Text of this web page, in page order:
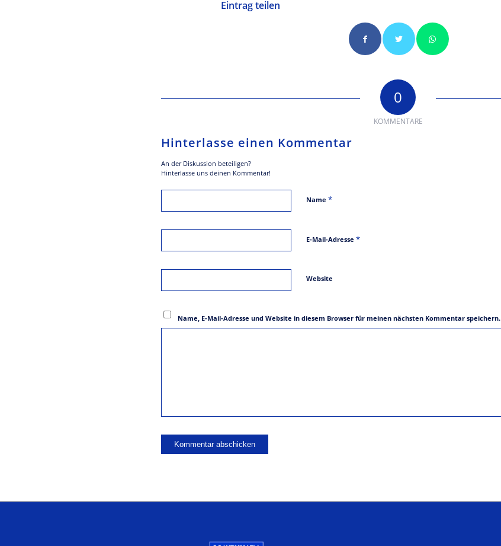
Eintrag teilen
0
KOMMENTARE
Hinterlasse einen Kommentar
An der Diskussion beteiligen?
Hinterlasse uns deinen Kommentar!
Name *
E-Mail-Adresse *
Website
Name, E-Mail-Adresse und Website in diesem Browser für meinen nächsten Kommentar speichern.